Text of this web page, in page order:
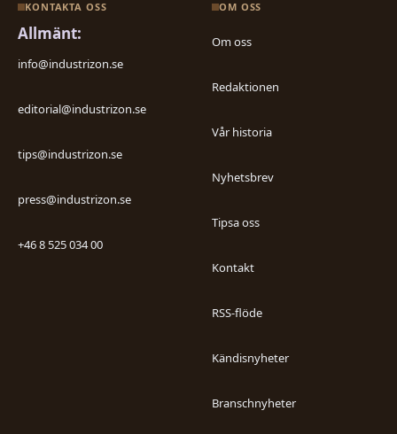
KONTAKTA OSS
Allmänt:
info@industrizon.se
editorial@industrizon.se
tips@industrizon.se
press@industrizon.se
+46 8 525 034 00
OM OSS
Om oss
Redaktionen
Vår historia
Nyhetsbrev
Tipsa oss
Kontakt
RSS-flöde
Kändisnyheter
Branschnyheter